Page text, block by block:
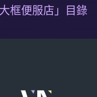
框便服店」目錄